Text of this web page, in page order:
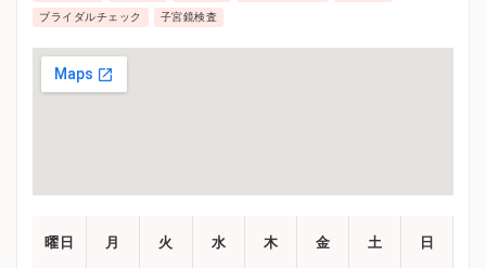
ブライダルチェック 子宮鏡検査
曜日 月 火 水 木 金 土 日